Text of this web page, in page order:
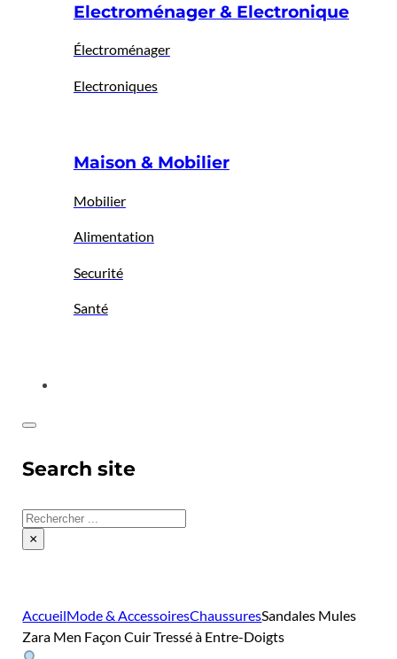
Electroménager & Electronique
Électroménager
Electroniques
Maison & Mobilier
Mobilier
Alimentation
Securité
Santé
Search site
Rechercher
×
AccueilMode & AccessoiresChaussuresSandales Mules
Zara Men Façon Cuir Tressé à Entre-Doigts